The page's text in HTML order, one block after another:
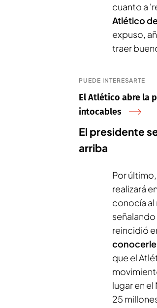
cuanto a
Atlético
expuso,
traer
PUEDE INTERESARTE
El Atlético abre la
intocables
El presidente
arriba
Por
realizará
conocía al
reincidió
conocerle
que el
lugar en
25